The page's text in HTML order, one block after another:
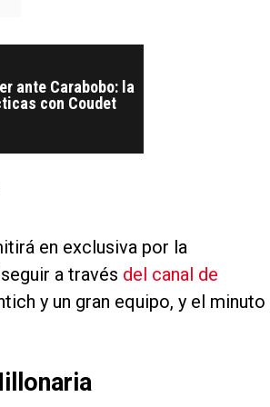
ante Carabobo: la
con Coudet
en exclusiva por la
a través del canal de
y un gran equipo, y el minuto